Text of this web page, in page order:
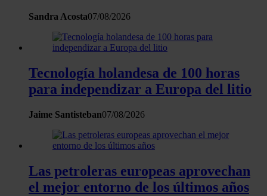
Sandra Acosta07/08/2026
Tecnología holandesa de 100 horas
para independizar a Europa del litio
Jaime Santisteban07/08/2026
Las petroleras europeas aprovechan
el mejor entorno de los últimos años